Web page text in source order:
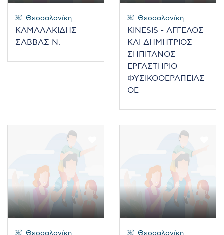
Θεσσαλονίκη
ΚΑΜΑΛΑΚΙΔΗΣ
ΣΑΒΒΑΣ Ν.
Θεσσαλονίκη
KINESIS - ΑΓΓΕΛΟΣ
ΚΑΙ ΔΗΜΗΤΡΙΟΣ
ΣΗΠΙΤΑΝΟΣ
ΕΡΓΑΣΤΗΡΙΟ
ΦΥΣΙΚΟΘΕΡΑΠΕΙΑΣ
ΟΕ
Θεσσαλονίκη Θεσσαλονίκη